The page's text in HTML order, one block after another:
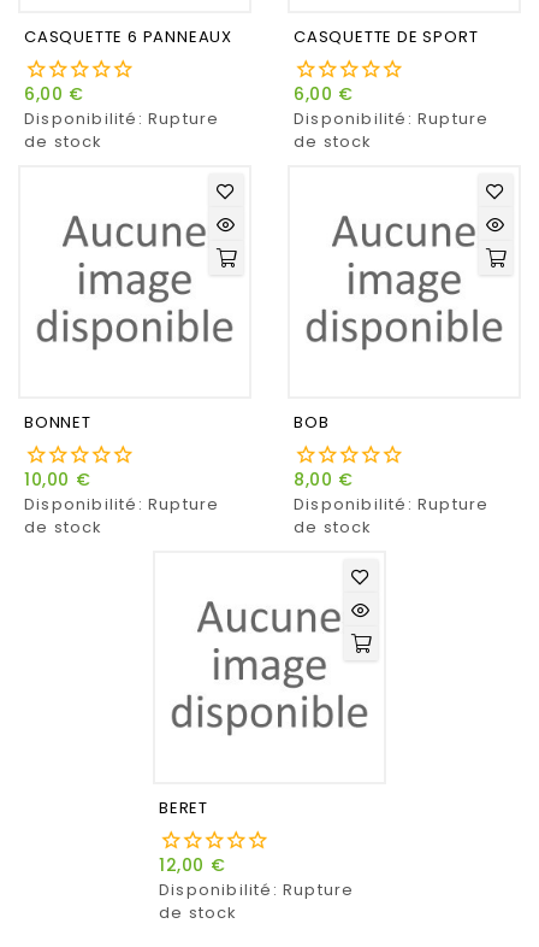
CASQUETTE 6 PANNEAUX
6,00 €
Disponibilité: Rupture
de stock
CASQUETTE DE SPORT
6,00 €
Disponibilité: Rupture
de stock
BONNET
10,00 €
Disponibilité: Rupture
de stock
BOB
8,00 €
Disponibilité: Rupture
de stock
BERET
12,00 €
Disponibilité: Rupture
de stock